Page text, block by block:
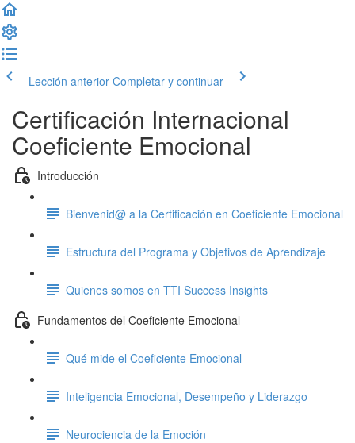
Lección anterior Completar y continuar
Certificación Internacional
Coeficiente Emocional
Introducción
Bienvenid@ a la Certificación en Coeficiente Emocional
Estructura del Programa y Objetivos de Aprendizaje
Quienes somos en TTI Success Insights
Fundamentos del Coeficiente Emocional
Qué mide el Coeficiente Emocional
Inteligencia Emocional, Desempeño y Liderazgo
Neurociencia de la Emoción